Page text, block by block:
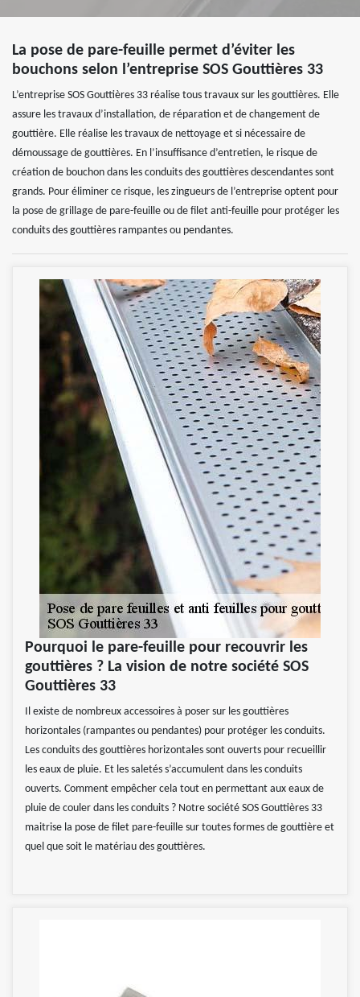
La pose de pare-feuille permet d’éviter les
bouchons selon l’entreprise SOS Gouttières 33
L’entreprise SOS Gouttières 33 réalise tous travaux sur les gouttières. Elle
assure les travaux d’installation, de réparation et de changement de
gouttière. Elle réalise les travaux de nettoyage et si nécessaire de
démoussage de gouttières. En l’insuffisance d’entretien, le risque de
création de bouchon dans les conduits des gouttières descendantes sont
grands. Pour éliminer ce risque, les zingueurs de l’entreprise optent pour
la pose de grillage de pare-feuille ou de filet anti-feuille pour protéger les
conduits des gouttières rampantes ou pendantes.
Pourquoi le pare-feuille pour recouvrir les
gouttières ? La vision de notre société SOS
Gouttières 33
Il existe de nombreux accessoires à poser sur les gouttières
horizontales (rampantes ou pendantes) pour protéger les conduits.
Les conduits des gouttières horizontales sont ouverts pour recueillir
les eaux de pluie. Et les saletés s’accumulent dans les conduits
ouverts. Comment empêcher cela tout en permettant aux eaux de
pluie de couler dans les conduits ? Notre société SOS Gouttières 33
maitrise la pose de filet pare-feuille sur toutes formes de gouttière et
quel que soit le matériau des gouttières.